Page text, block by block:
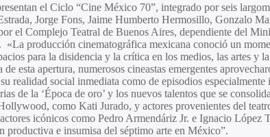
el Ciclo “Cine México 70”, integrado por seis
Jorge Fons, Jaime Humberto Hermosillo, Gonzalo
el Complejo Teatral de Buenos Aires, dependiente del
producción cinematográfica mexicana conoció un
para la disidencia y la crítica en los medios, las artes y
esta apertura, numerosos cineastas emergentes
realidad social inmediata como de episodios
de la ‘Época de oro’ y los nuevos talentos que se
como Kati Jurado, y actores provenientes del
icónicos como Pedro Armendáriz Jr. e Ignacio López
productiva e insumisa del séptimo arte en México”.